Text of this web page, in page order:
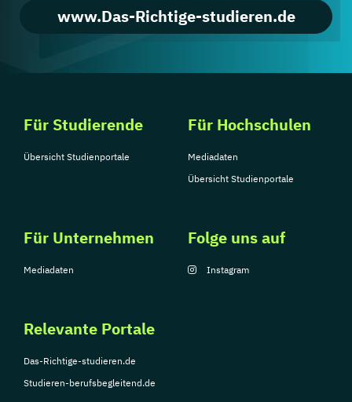
www.Das-Richtige-studieren.de
Für Studierende
Übersicht Studienportale
Für Hochschulen
Mediadaten
Übersicht Studienportale
Für Unternehmen
Mediadaten
Relevante Portale
Das-Richtige-studieren.de
Studieren-berufsbegleitend.de
Folge uns auf
Instagram